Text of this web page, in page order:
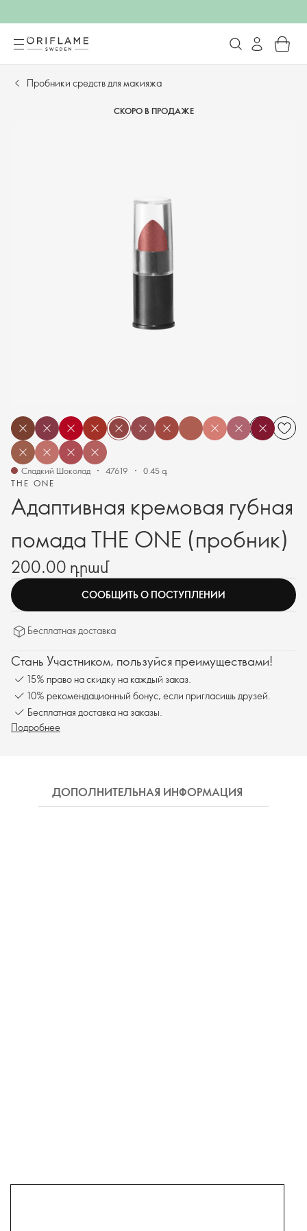
Пробники средств для макияжа
СКОРО В ПРОДАЖЕ
THE ONE
Адаптивная кремовая губная
помада THE ONE (пробник)
Сладкий Шоколад 47619 0.45 գ
200.00 դրամ
СООБЩИТЬ О ПОСТУПЛЕНИИ
Бесплатная доставка
Стань Участником, пользуйся преимуществами!
15% право на скидку на каждый заказ.
10% рекомендационный бонус, если пригласишь друзей.
Бесплатная доставка на заказы.
Подробнее
ДОПОЛНИТЕЛЬНАЯ ИНФОРМАЦИЯ